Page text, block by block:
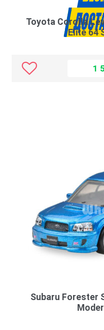
Toyota Corolla
Elite 64
1
Subaru Forester